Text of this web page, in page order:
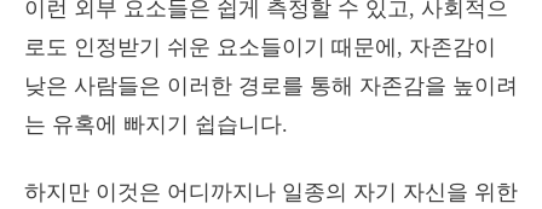
이런 외부 요소들은 쉽게 측정할 수 있고, 사회적으
로도 인정받기 쉬운 요소들이기 때문에, 자존감이
낮은 사람들은 이러한 경로를 통해 자존감을 높이려
는 유혹에 빠지기 쉽습니다.
하지만 이것은 어디까지나 일종의 자기 자신을 위한